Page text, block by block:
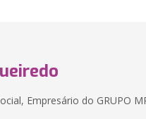
Empresário do GRUPO